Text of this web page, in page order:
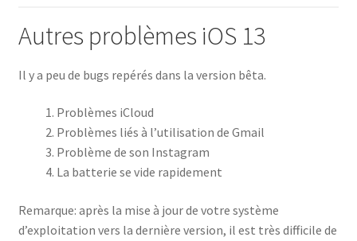
Autres problèmes iOS 13
Il y a peu de bugs repérés dans la version bêta.
Problèmes iCloud
Problèmes liés à l’utilisation de Gmail
Problème de son Instagram
La batterie se vide rapidement
Remarque: après la mise à jour de votre système
d’exploitation vers la dernière version, il est très difficile de